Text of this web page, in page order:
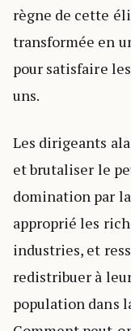
règne de cette
transformée en
pour satisfaire
uns.
Les dirigeants
et brutaliser le
domination par
approprié les
industries, et
redistribuer à
population dans